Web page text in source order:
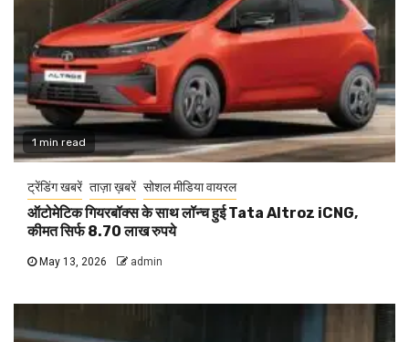
1 min read
ट्रेंडिंग खबरें ताज़ा ख़बरें सोशल मीडिया वायरल
ऑटोमेटिक गियरबॉक्स के साथ लॉन्च हुई Tata Altroz iCNG,
कीमत सिर्फ 8.70 लाख रुपये
May 13, 2026 admin